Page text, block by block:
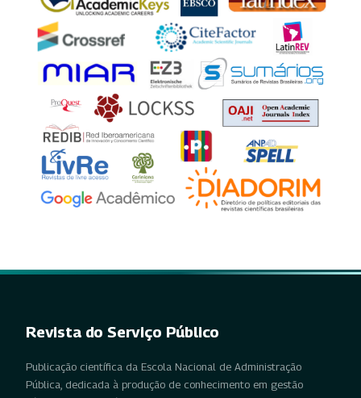
Revista do Serviço Público
Publicação científica da Escola Nacional de Administração
Pública, dedicada à produção de conhecimento em gestão